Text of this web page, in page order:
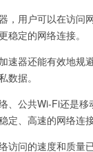
用户可以在访问
稳定的网络连接。
器还能有效地规
数据。
公共Wi-Fi还是移
定、高速的网络连接
问的速度和质量